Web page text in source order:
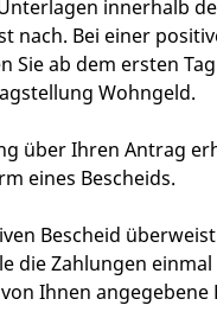
innerhalb
nach. Bei einer
Sie ab dem ersten
Wohngeld.
über Ihren Antrag
eines Bescheids.
Bescheid
die Zahlungen
Ihnen angegebene